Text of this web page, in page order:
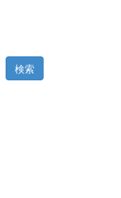
検索